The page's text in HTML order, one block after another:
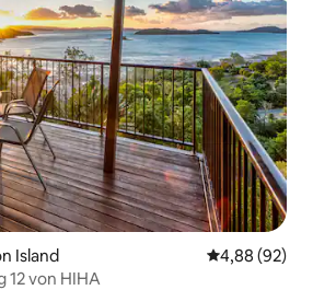
Island
4,88 (92)
12 von HIHA